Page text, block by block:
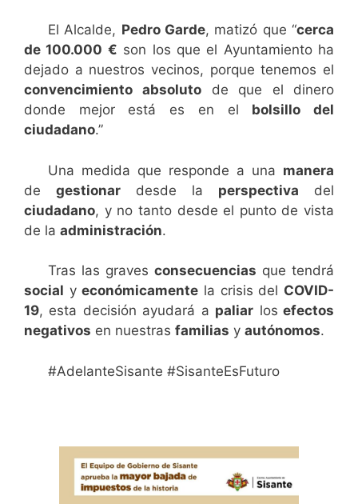
El Alcalde, Pedro Garde, matizó que “cerca
de 100.000 € son los que el Ayuntamiento ha
dejado a nuestros vecinos, porque tenemos el
convencimiento
absoluto de que el dinero
donde mejor está es en el bolsillo del
ciudadano.”
Una medida que responde a una manera
de gestionar desde la perspectiva del
ciudadano, y no tanto desde el punto de vista
de la administración.
Tras las graves consecuencias que tendrá
social yeconómicamente la crisis del COVID-
19, esta decisión ayudará a paliar los efectos
negativos en nuestras familias y autónomos.
#AdelanteSisante #SisanteEsFuturo